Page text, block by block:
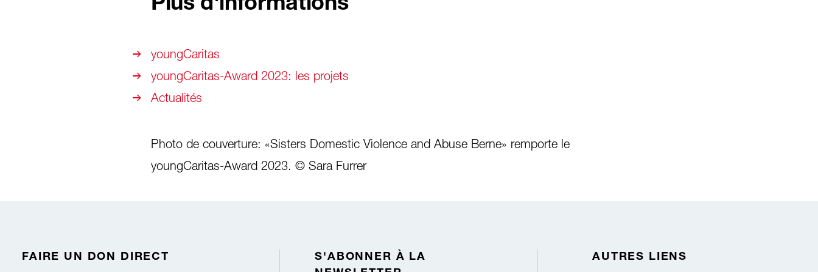
Plus d'informations
youngCaritas
youngCaritas-Award 2023: les projets
Actualités
Photo de couverture: «Sisters Domestic Violence and Abuse Berne» remporte le
youngCaritas-Award 2023. © Sara Furrer
FAIRE UN DON DIRECT
S'ABONNER À LA
AUTRES LIENS